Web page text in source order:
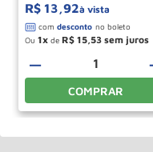
R$ 13,92à vista
Ou 1 de R$ 15,53
－
COMPRAR